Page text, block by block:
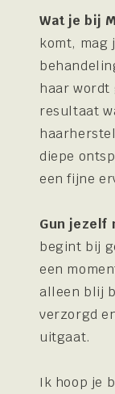
Wat je bij
komt, mag
haar wordt
resultaat
diepe
een fijne
Gun jezelf
begint bij
een
alleen blij
verzorgd
uitgaat.
Ik hoop je